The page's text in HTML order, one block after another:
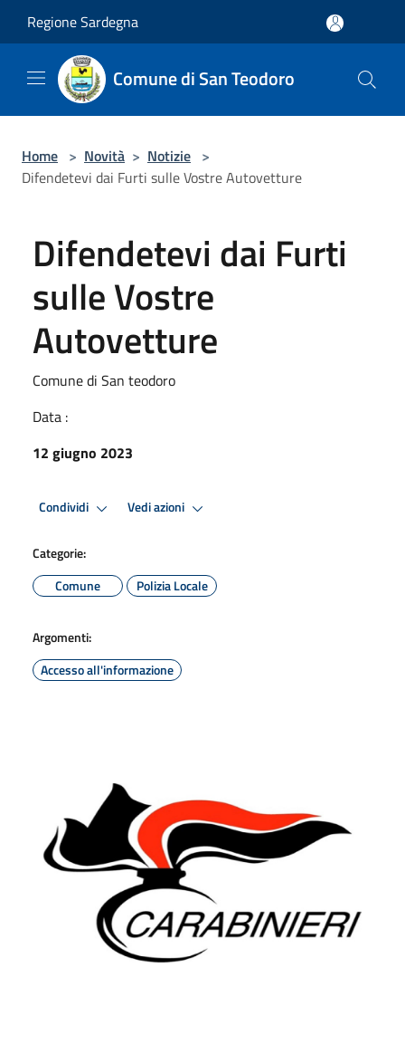
Regione Sardegna
Comune di San Teodoro
Home > Novità > Notizie >
Difendetevi dai Furti sulle Vostre Autovetture
Difendetevi dai Furti
sulle Vostre
Autovetture
Comune di San teodoro
Data :
12 giugno 2023
Condividi Vedi azioni
Categorie:
Comune
Polizia Locale
Argomenti:
Accesso all'informazione